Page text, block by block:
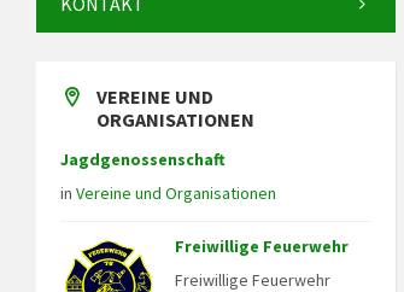
VEREINE UND
ORGANISATIONEN
Jagdgenossenschaft
in Vereine und Organisationen
Freiwillige Feuerwehr
Freiwillige Feuerwehr